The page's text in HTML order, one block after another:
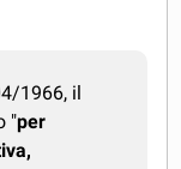
1966, il
"per